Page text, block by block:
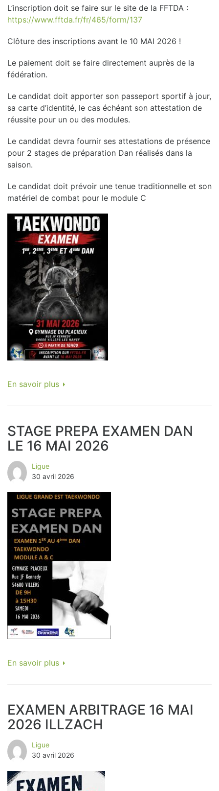
L’inscription doit se faire sur le site de la FFTDA :
https://www.fftda.fr/fr/465/form/137
Clôture des inscriptions avant le 10 MAI 2026 !
Le paiement doit se faire directement auprès de la
fédération.
Le candidat doit apporter son passeport sportif à jour,
sa carte d’identité, le cas échéant son attestation de
réussite pour un ou des modules.
Le candidat devra fournir ses attestations de présence
pour 2 stages de préparation Dan réalisés dans la
saison.
Le candidat doit prévoir une tenue traditionnelle et son
matériel de combat pour le module C
En savoir plus
STAGE PREPA EXAMEN DAN
LE 16 MAI 2026
Ligue
30 avril 2026
En savoir plus
EXAMEN ARBITRAGE 16 MAI
2026 ILLZACH
Ligue
30 avril 2026